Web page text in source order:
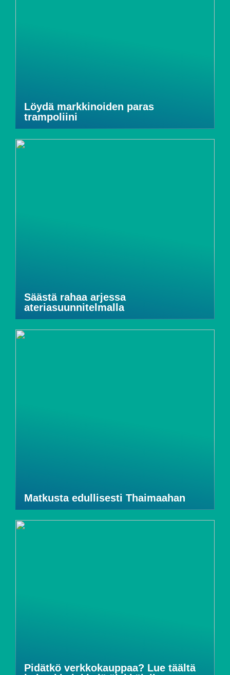
Löydä markkinoiden paras
trampoliini
Säästä rahaa arjessa
ateriasuunnitelmalla
Matkusta edullisesti Thaimaahan
Pidätkö verkkokauppaa? Lue täältä